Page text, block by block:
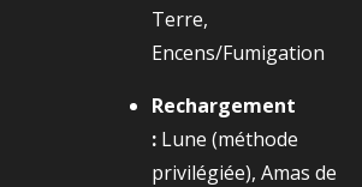
Terre,
Encens/Fumigation
Rechargement
: Lune (méthode
privilégiée), Amas de